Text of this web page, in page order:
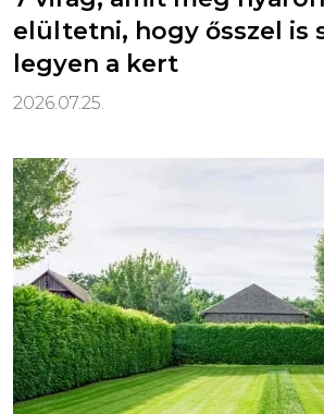
elültetni, hogy ősszel is
legyen a kert
2026.07.25.